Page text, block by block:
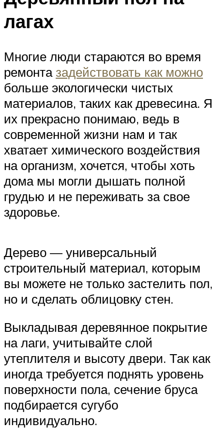
лагах
Многие люди стараются во время
ремонта задействовать как можно
больше экологически чистых
материалов, таких как древесина. Я
их прекрасно понимаю, ведь в
современной жизни нам и так
хватает химического воздействия
на организм, хочется, чтобы хоть
дома мы могли дышать полной
грудью и не переживать за свое
здоровье.
Дерево — универсальный
строительный материал, которым
вы можете не только застелить пол,
но и сделать облицовку стен.
Выкладывая деревянное покрытие
на лаги, учитывайте слой
утеплителя и высоту двери. Так как
иногда требуется поднять уровень
поверхности пола, сечение бруса
подбирается сугубо
индивидуально.